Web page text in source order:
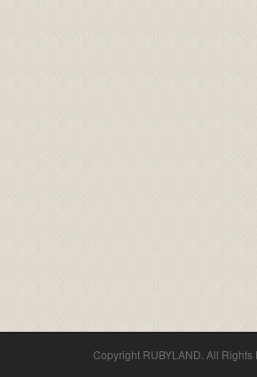
Copyright RUBYLAND. All Rights